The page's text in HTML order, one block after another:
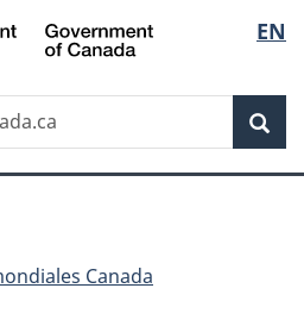
Passer
au
principal
Passer
à
Au
du
Passer
à
version
simplifiée
de
la
EN
Canada